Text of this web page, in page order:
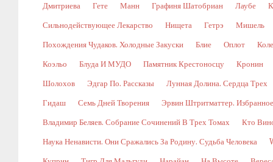
Дмитриева Гете Манн Графиня Шатобриан Лаубе
Сильнодействующее Лекарство Нищета Гетрэ Мишель
Похождения Чудаков. Холодные Закуски Блие Оплот
Коэльо Блуда И МУДО Памятник Крестоносцу Кронин
Шолохов Эдгар По. Рассказы Лунная Долина. Сердца Трех
Гидаш Семь Дней Творения Эрвин Штритматтер. Избранное
Владимир Беляев. Собрание Сочинений В Трех Томах Кто
Наука Ненависти. Они Сражались За Родину. Судьба Человека